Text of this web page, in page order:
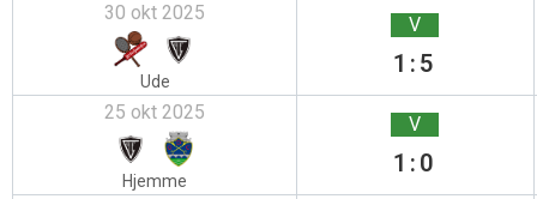
30 okt 2025
Ude
V
1:5
25 okt 2025
Hjemme
V
1:0